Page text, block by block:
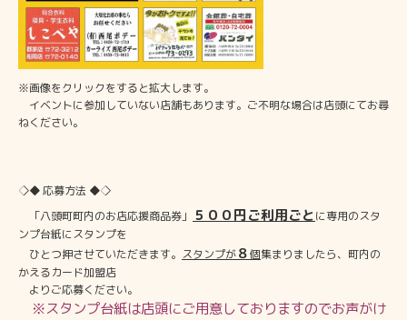
※画像をクリックをすると拡大します。
イベントに参加していない店舗もあります。ご不明な場合は店頭にてお尋
ねください。
◇◆ 応募方法 ◆◇
「八頭町町内のお店応援商品券」 ５００円ご利用ごとに専用のスタ
ンプ台紙にスタンプを
ひとつ押させていただきます。 スタンプが８個集まりましたら、町内の
かえるカード加盟店
よりご応募ください。
※スタンプ台紙は店頭にご用意しておりますのでお声がけ